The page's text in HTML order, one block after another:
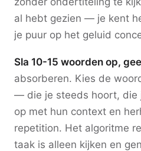
al hebt gezien — je kent
je puur op het geluid
Sla 10-15 woorden op,
absorberen. Kies de
— die je steeds hoort, die
op met hun context en
repetition. Het algoritme
taak is alleen kijken en